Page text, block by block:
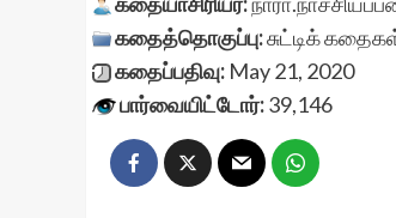
கதைத்தொகுப்பு:சுட்டிக்
கதைப்பதிவு: May 21, 2020
பார்வையிட்டோர்:39,146